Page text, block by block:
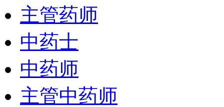
主管药师
中药士
中药师
主管中药师